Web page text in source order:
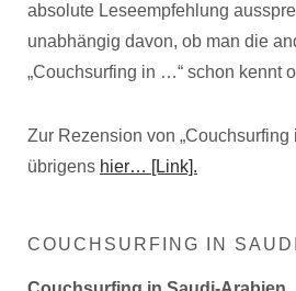
absolute Leseempfehlung
unabhängig davon, ob man die
„Couchsurfing in …“ schon kennt
Zur Rezension von „Couchsurfing
übrigens hier… [Link].
COUCHSURFING IN